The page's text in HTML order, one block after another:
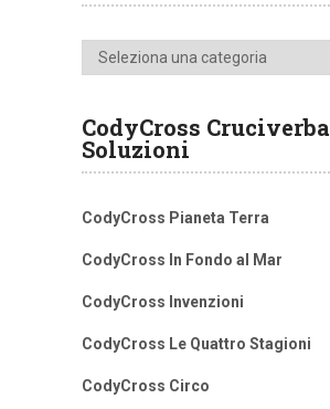
Categorie
CodyCross Cruciverba
Soluzioni
CodyCross Pianeta Terra
CodyCross In Fondo al Mar
CodyCross Invenzioni
CodyCross Le Quattro Stagioni
CodyCross Circo